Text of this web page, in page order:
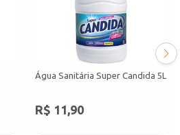
Água Sanitária Super Candida 5L
R$ 11,90